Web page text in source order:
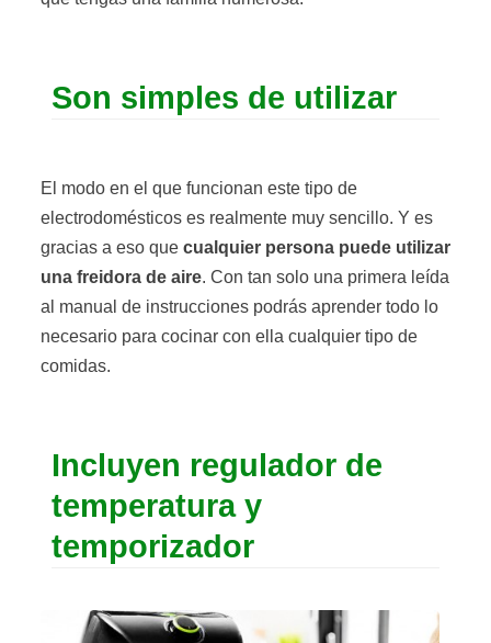
Son simples de utilizar
El modo en el que funcionan este tipo de
electrodomésticos es realmente muy sencillo. Y es
gracias a eso que cualquier persona puede utilizar
una freidora de aire. Con tan solo una primera leída
al manual de instrucciones podrás aprender todo lo
necesario para cocinar con ella cualquier tipo de
comidas.
Incluyen regulador de
temperatura y
temporizador